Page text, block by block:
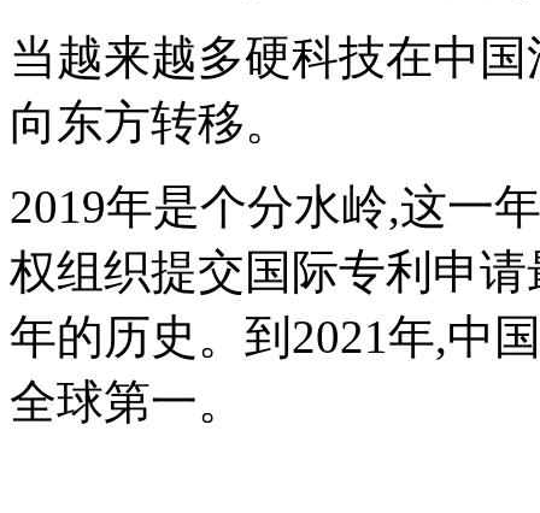
当越来越多硬科技在中
向东方转移。
2019年是个分水岭,这一
权组织提交国际专利申
年的历史。到2021年,中
全球第一。